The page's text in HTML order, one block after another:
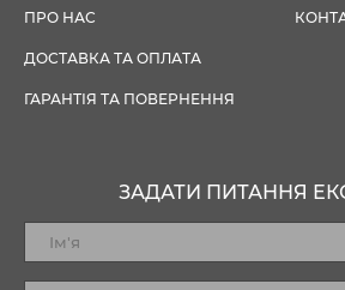
ПРО НАС
ДОСТАВКА ТА ОПЛАТА
ГАРАНТІЯ ТА ПОВЕРНЕННЯ
ЗАДАТИ ПИТАННЯ